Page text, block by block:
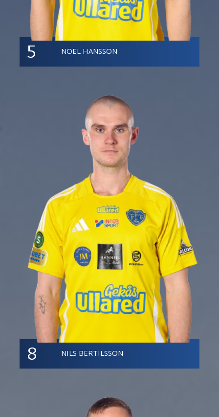
5 NOEL HANSSON
8 NILS BERTILSSON